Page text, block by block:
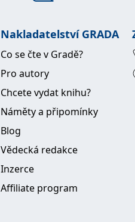
Nakladatelství GRADA
Co se čte v Gradě?
Pro autory
Chcete vydat knihu?
Náměty a připomínky
Blog
Vědecká redakce
Inzerce
Affiliate program